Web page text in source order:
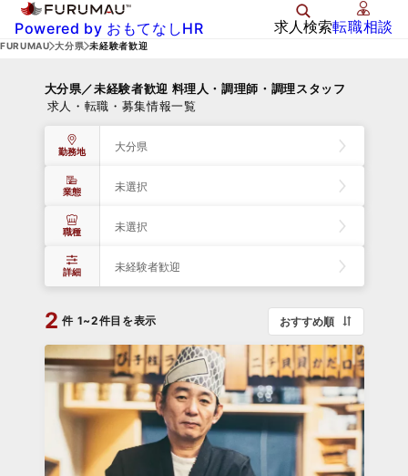
Powered by おもてなしHR 求人検索転職相談
FURUMAU 大分県 未経験者歓迎
大分県／未経験者歓迎 料理人・調理師・調理スタッフ
求人・転職・募集情報一覧
勤務地 大分県
業態 未選択
職種 未選択
詳細 未経験者歓迎
2 件 1~2件目を表示 おすすめ順